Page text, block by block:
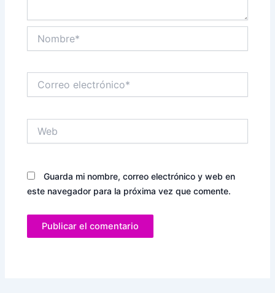
electrónico*
Guarda mi nombre, correo electrónico y web en
este navegador para la próxima vez que comente.